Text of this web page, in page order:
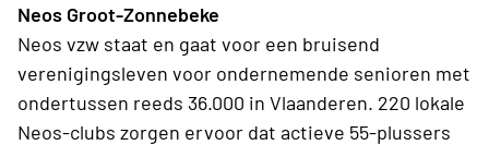
Neos Groot-Zonnebeke
Neos vzw staat en gaat voor een bruisend
verenigingsleven voor ondernemende senioren met
ondertussen reeds 36.000 in Vlaanderen. 220 lokale
Neos-clubs zorgen ervoor dat actieve 55-plussers